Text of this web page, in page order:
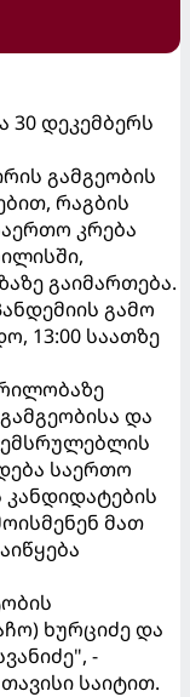
დეკემბერს
გამგეობის
რაგბის
კრება
გაიმართება.
გამო
13:00 საათზე
და
საერთო
მათ
ხურციძე და
-
საიტით.